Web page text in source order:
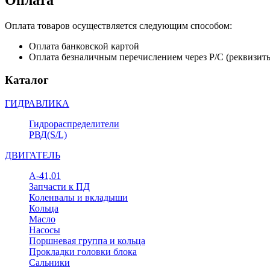
Оплата товаров осуществляется следующим способом:
Оплата банковской картой
Оплата безналичным перечислением через Р/С
Каталог
ГИДРАВЛИКА
Гидрораспределители
РВД(S/L)
ДВИГАТЕЛЬ
А-41,01
Запчасти к ПД
Коленвалы и вкладыши
Кольца
Масло
Насосы
Поршневая группа и кольца
Прокладки головки блока
Сальники